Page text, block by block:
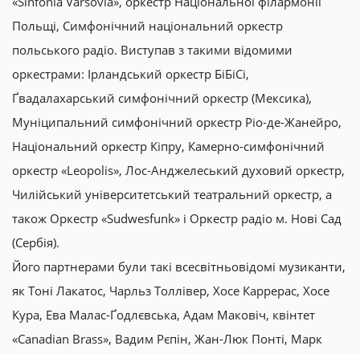
Польщі, Симфонічний національний оркестр
польського радіо. Виступав з такими відомими
оркестрами: Ірландський оркестр БіБіСі,
Ґвадалахарський симфонічний оркестр (Мексика),
Муніципальний симфонічний оркестр Ріо-де-Жанейро,
Національний оркестр Кіпру, Камерно-симфонічний
оркестр «Leopolis», Лос-Анджелеський духовий оркестр,
Чилійський університетський театральний оркестр, а
також Оркестр «Sudwesfunk» і Оркестр радіо м. Нові Сад
(Сербія).
Його партнерами були такі всесвітньовідомі музиканти,
як Тоні Лакатос, Чарльз Толлівер, Хосе Каррерас, Хосе
Кура, Ева Малас-Ґодлєвська, Адам Маковіч, квінтет
«Canadian Brass», Вадим Рєпін, Жан-Люк Понті, Марк